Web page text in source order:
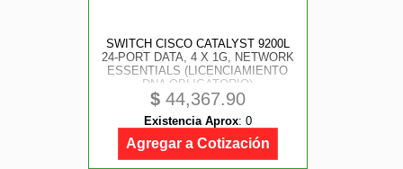
SWITCH CISCO CATALYST 9200L
24-PORT DATA, 4 X 1G, NETWORK
ESSENTIALS (LICENCIAMIENTO
DNA OBLIGATORIO)
$ 44,367.90
Existencia Aprox: 0
Agregar a Cotización